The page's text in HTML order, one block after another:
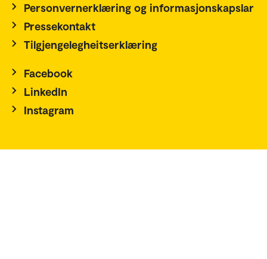
Personvernerklæring og informasjonskapslar
Pressekontakt
Tilgjengelegheitserklæring
Facebook
LinkedIn
Instagram